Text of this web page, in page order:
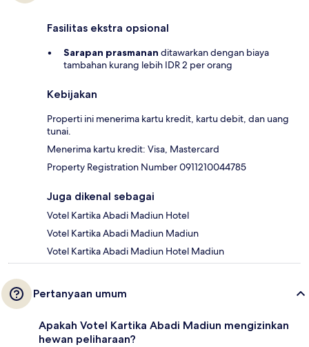
Fasilitas ekstra opsional
Sarapan prasmanan ditawarkan dengan biaya
tambahan kurang lebih IDR 2 per orang
Kebijakan
Properti ini menerima kartu kredit, kartu debit, dan uang
tunai.
Menerima kartu kredit: Visa, Mastercard
Property Registration Number 0911210044785
Juga dikenal sebagai
Votel Kartika Abadi Madiun Hotel
Votel Kartika Abadi Madiun Madiun
Votel Kartika Abadi Madiun Hotel Madiun
Pertanyaan umum
Apakah Votel Kartika Abadi Madiun mengizinkan
hewan peliharaan?